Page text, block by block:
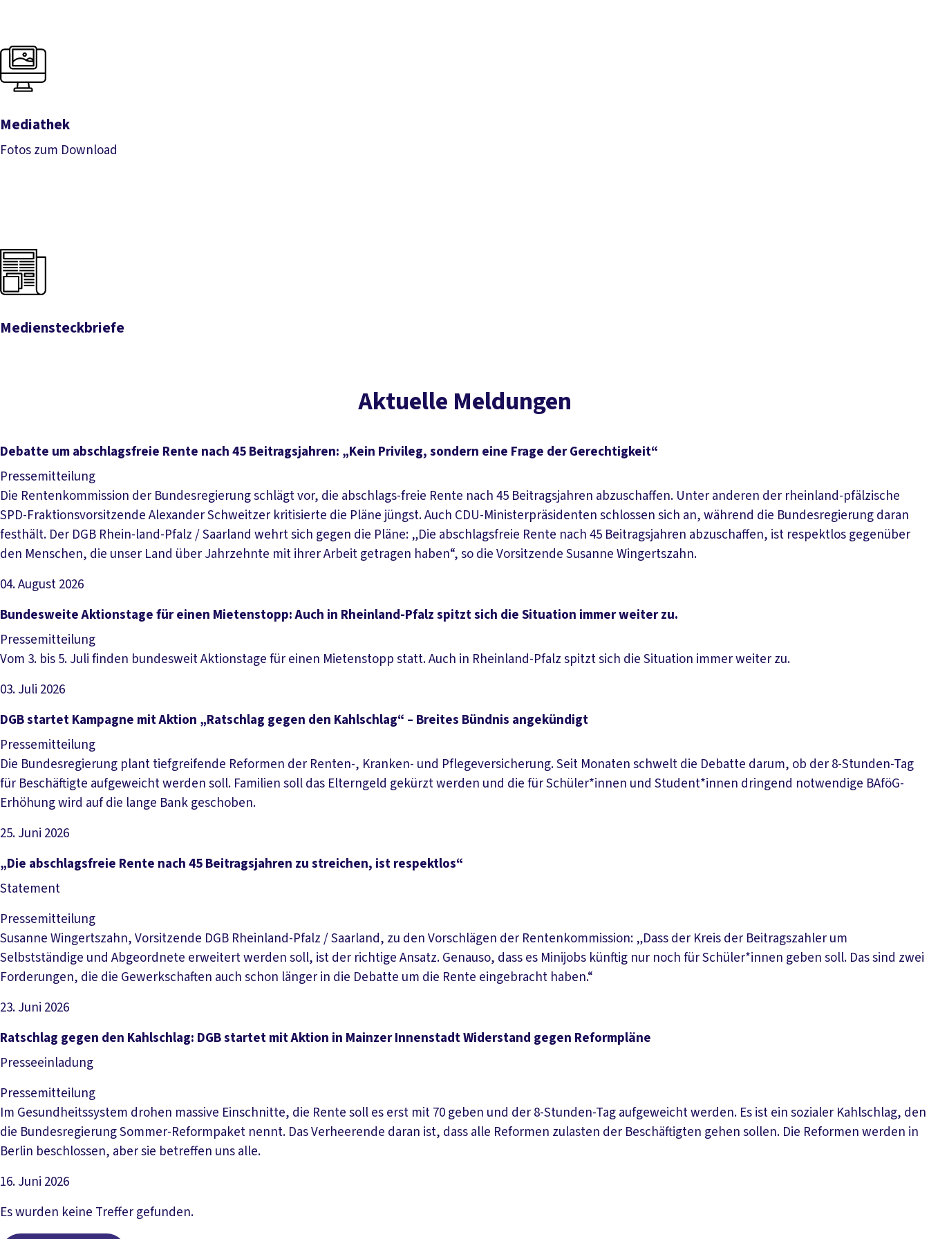
Mediathek
Fotos zum Download
Mediensteckbriefe
Aktuelle Meldungen
Debatte um abschlagsfreie Rente nach 45 Beitragsjahren: „Kein Privileg, sondern eine Frage der Gerechtigkeit“
Pressemitteilung
Die Rentenkommission der Bundesregierung schlägt vor, die abschlags-freie Rente nach 45 Beitragsjahren abzuschaffen. Unter anderen der rheinland-pfälzische
SPD-Fraktionsvorsitzende Alexander Schweitzer kritisierte die Pläne jüngst. Auch CDU-Ministerpräsidenten schlossen sich an, während die Bundesregierung daran
festhält. Der DGB Rhein-land-Pfalz / Saarland wehrt sich gegen die Pläne: „Die abschlagsfreie Rente nach 45 Beitragsjahren abzuschaffen, ist respektlos gegenüber
den Menschen, die unser Land über Jahrzehnte mit ihrer Arbeit getragen haben“, so die Vorsitzende Susanne Wingertszahn.
04. August 2026
Artikel lesen
Bundesweite Aktionstage für einen Mietenstopp: Auch in Rheinland-Pfalz spitzt sich die Situation immer weiter zu.
Pressemitteilung
Vom 3. bis 5. Juli finden bundesweit Aktionstage für einen Mietenstopp statt. Auch in Rheinland-Pfalz spitzt sich die Situation immer weiter zu.
03. Juli 2026
Artikel lesen
DGB startet Kampagne mit Aktion „Ratschlag gegen den Kahlschlag“ – Breites Bündnis angekündigt
Pressemitteilung
Die Bundesregierung plant tiefgreifende Reformen der Renten-, Kranken- und Pflegeversicherung. Seit Monaten schwelt die Debatte darum, ob der 8-Stunden-Tag
für Beschäftigte aufgeweicht werden soll. Familien soll das Elterngeld gekürzt werden und die für Schüler*innen und Student*innen dringend notwendige BAföG-
Erhöhung wird auf die lange Bank geschoben.
25. Juni 2026
Artikel lesen
„Die abschlagsfreie Rente nach 45 Beitragsjahren zu streichen, ist respektlos“
Statement
Pressemitteilung
Susanne Wingertszahn, Vorsitzende DGB Rheinland-Pfalz / Saarland, zu den Vorschlägen der Rentenkommission: „Dass der Kreis der Beitragszahler um
Selbstständige und Abgeordnete erweitert werden soll, ist der richtige Ansatz. Genauso, dass es Minijobs künftig nur noch für Schüler*innen geben soll. Das sind zwei
Forderungen, die die Gewerkschaften auch schon länger in die Debatte um die Rente eingebracht haben.“
23. Juni 2026
Artikel lesen
Ratschlag gegen den Kahlschlag: DGB startet mit Aktion in Mainzer Innenstadt Widerstand gegen Reformpläne
Presseeinladung
Pressemitteilung
Im Gesundheitssystem drohen massive Einschnitte, die Rente soll es erst mit 70 geben und der 8-Stunden-Tag aufgeweicht werden. Es ist ein sozialer Kahlschlag, den
die Bundesregierung Sommer-Reformpaket nennt. Das Verheerende daran ist, dass alle Reformen zulasten der Beschäftigten gehen sollen. Die Reformen werden in
Berlin beschlossen, aber sie betreffen uns alle.
16. Juni 2026
Artikel lesen
Es wurden keine Treffer gefunden.